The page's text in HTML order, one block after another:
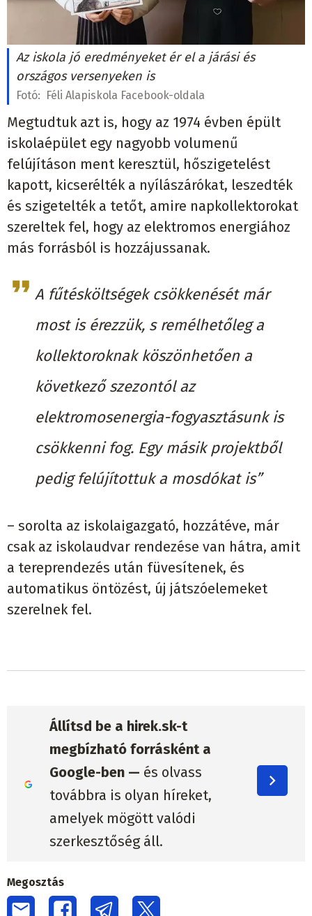
Az iskola jó eredményeket ér el a járási és
országos versenyeken is
Fotó: Féli Alapiskola Facebook-oldala
Megtudtuk azt is, hogy az 1974 évben épült
iskolaépület egy nagyobb volumenű
felújításon ment keresztül, hőszigetelést
kapott, kicserélték a nyílászárókat, leszedték
és szigetelték a tetőt, amire napkollektorokat
szereltek fel, hogy az elektromos energiához
más forrásból is hozzájussanak.
A fűtésköltségek csökkenését már
most is érezzük, s remélhetőleg a
kollektoroknak köszönhetően a
következő szezontól az
elektromosenergia-fogyasztásunk is
csökkenni fog. Egy másik projektből
pedig felújítottuk a mosdókat is”
– sorolta az iskolaigazgató, hozzátéve, már
csak az iskolaudvar rendezése van hátra, amit
a tereprendezés után füvesítenek, és
automatikus öntözést, új játszóelemeket
szerelnek fel.
Állítsd be a hirek.sk-t
megbízható forrásként a
Google-ben — és olvass
továbbra is olyan híreket,
amelyek mögött valódi
szerkesztőség áll.
Megosztás